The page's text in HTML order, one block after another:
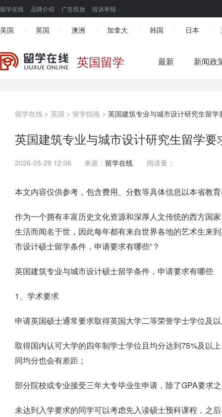
留学在线 品牌介绍 广告投放 投诉举报
美国 英国 澳洲 加拿大 韩国 日本
英国留学 最新 新闻政
留学在线 > 英国 > 留学指南 > 英国建筑专业与城市设计研究生留
英国建筑专业与城市设计研究生留学
2026-05-28 12:06 来源： 留学在线 阅读量：
本文内容仅供参考，包含费用、分数等具体信息以本省教
作为一个拥有丰富历史文化资源和深厚人文传统的西方国
生活而闻名于世，因此每年都有来自世界各地的艺术生来
市设计硕士留学条件，申请要求有哪些”？
英国建筑专业与城市设计硕士留学条件，申请要求有哪些
1、学术要求
申请英国硕士通常要求取得英国大学二等荣誉学士学位及
取得国内认可大学的四年制学士学位且均分达到75%及以
同均分也会有差距；
部分院校或专业接受三年大专毕业生申请，除了GPA要求
未达到入学要求的同学可以考虑先入读硕士预科课程，之